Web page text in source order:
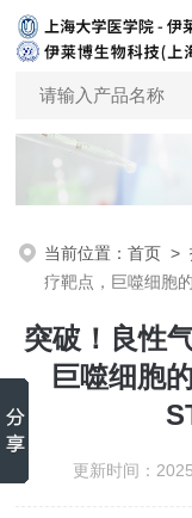
当前位置：首页 >
疗靶点，巨噬细胞
突破！良性
巨噬细胞
更新时间：